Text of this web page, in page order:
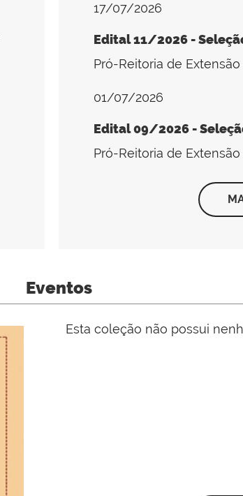
17/07/2026
Edital 11/2026 -
Pró-Reitoria de
01/07/2026
Edital 09/2026 -
Pró-Reitoria de
Eventos
Esta coleção não possui